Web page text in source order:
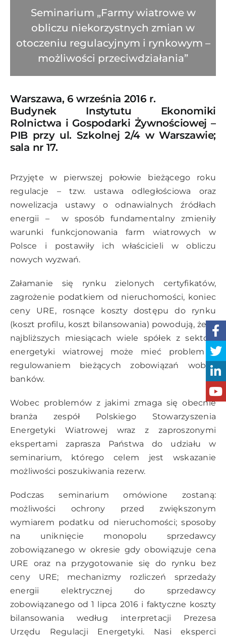
Seminarium „Farmy wiatrowe w
obliczu niekorzystnych zmian w
otoczeniu regulacyjnym i rynkowym –
możliwości przeciwdziałania”
Warszawa, 6 września 2016 r.
Budynek Instytutu Ekonomiki
Rolnictwa i Gospodarki Żywnościowej –
PIB przy ul. Szkolnej 2/4 w Warszawie;
sala nr 17.
Przyjęte w pierwszej połowie bieżącego roku
regulacje – tzw. ustawa odległościowa oraz
nowelizacja ustawy o odnawialnych źródłach
energii – w sposób fundamentalny zmieniły
warunki funkcjonowania farm wiatrowych w
Polsce i postawiły ich właścicieli w obliczu
nowych wyzwań.
Załamanie się rynku zielonych certyfikatów,
zagrożenie podatkiem od nieruchomości, koniec
ceny URE, rosnące koszty dostępu do rynku
(koszt profilu, koszt bilansowania) powodują, że w
najbliższych miesiącach wiele spółek z sektora
energetyki wiatrowej może mieć problem z
regulowaniem bieżących zobowiązań wobec
banków.
Wobec problemów z jakimi zmaga się obecnie
branża zespół Polskiego Stowarzyszenia
Energetyki Wiatrowej wraz z zaproszonymi
ekspertami zaprasza Państwa do udziału w
seminarium, którego celem jest wskazanie
możliwości poszukiwania rezerw.
Podczas seminarium omówione zostaną:
możliwości ochrony przed zwiększonym
wymiarem podatku od nieruchomości; sposoby
na uniknięcie monopolu sprzedawcy
zobowiązanego w okresie gdy obowiązuje cena
URE oraz na przygotowanie się do rynku bez
ceny URE; mechanizmy rozliczeń sprzedaży
energii elektrycznej do sprzedawcy
zobowiązanego od 1 lipca 2016 i faktyczne koszty
bilansowania według interpretacji Prezesa
Urzędu Regulacji Energetyki. Nasi eksperci